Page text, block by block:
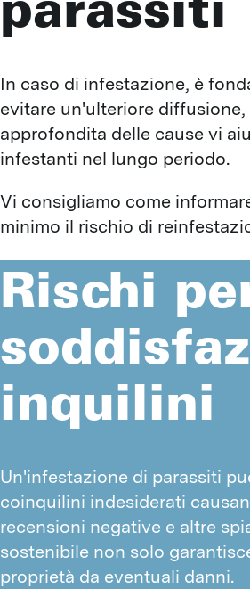
In caso di infestazione, è
evitare un'ulteriore
approfondita delle cause vi
infestanti nel lungo periodo.
Vi consigliamo come
minimo il rischio di
Rischi
inquilini
Un'infestazione di parassiti
coinquilini indesiderati
recensioni negative e altre
sostenibile non solo
proprietà da eventuali danni.